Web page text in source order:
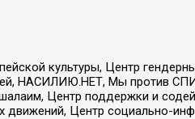
культуры, Центр
НАСИЛИЮ.НЕТ, Мы против
Центр поддержки и
движений, Центр социально-